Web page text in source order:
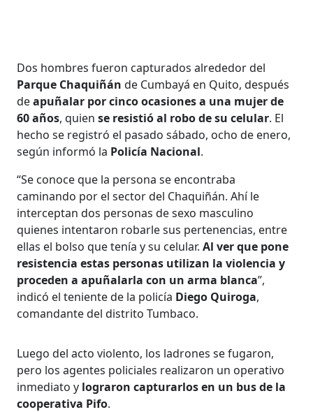
Dos hombres fueron capturados alrededor del
Parque Chaquiñán de Cumbayá en Quito, después
deapuñalar por cinco ocasiones a una mujer de
60 años, quiense resistió al robo de su celular. El
hecho se registró el pasado sábado, ocho de enero,
según informó la Policía Nacional.
“Se conoce que la persona se encontraba
caminando por el sector del Chaquiñán. Ahí le
interceptan dos personas de sexo masculino
quienes intentaron robarle sus pertenencias, entre
ellas el bolso que tenía y su celular.Al ver que pone
resistencia estas personas utilizan la violencia y
proceden a apuñalarla con un arma blanca”,
indicó el teniente de la policía Diego Quiroga,
comandante del distrito Tumbaco.
Luego del acto violento, los ladrones se fugaron,
pero los agentes policiales realizaron un operativo
inmediato y lograron capturarlos en un bus de la
cooperativa Pifo.